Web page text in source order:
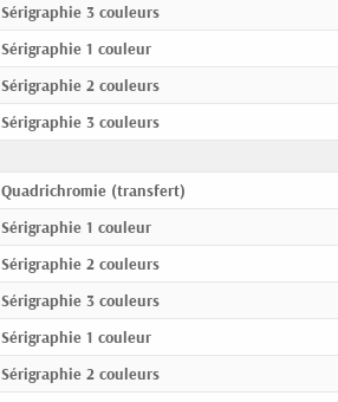
Sérigraphie 3 couleurs
Sérigraphie 1 couleur
Sérigraphie 2 couleurs
Sérigraphie 3 couleurs
Quadrichromie (transfert)
Sérigraphie 1 couleur
Sérigraphie 2 couleurs
Sérigraphie 3 couleurs
Sérigraphie 1 couleur
Sérigraphie 2 couleurs